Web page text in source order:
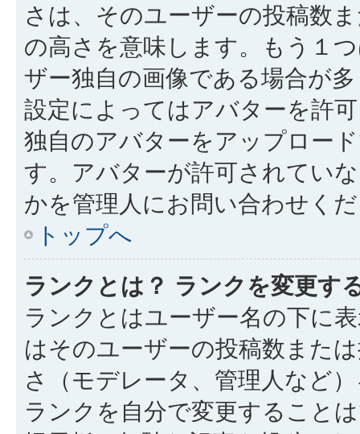
さは、そのユーザーの投稿数
の高さを意味します。もう１
ザー独自の画像である場合が
設定によってはアバターを許
独自のアバターをアップロー
す。アバターが許可されてい
かを管理人にお問い合わせく
トップへ
ランクとは？ ランクを変更す
ランクとはユーザー名の下に
はそのユーザーの投稿数また
さ（モデレータ、管理人など
ランクを自分で変更すること